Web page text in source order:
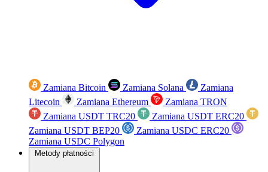
Zamiana Bitcoin Zamiana Solana
Zamiana
Litecoin
Zamiana Ethereum
Zamiana TRON
Zamiana USDT TRC20
Zamiana USDT ERC20
Zamiana USDT BEP20
Zamiana USDC ERC20
Zamiana USDC Polygon
Metody płatności